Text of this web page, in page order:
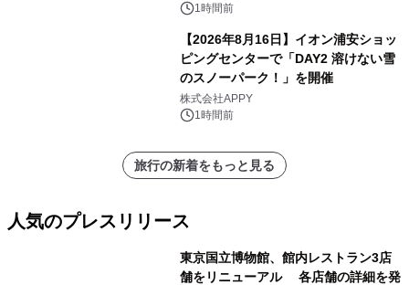
1時間前
【2026年8月16日】イオン浦安ショッ
ピングセンターで「DAY2 溶けない雪
のスノーパーク！」を開催
株式会社APPY
1時間前
旅行の新着をもっと見る
人気のプレスリリース
東京国立博物館、館内レストラン3店
舗をリニューアル 各店舗の詳細を発